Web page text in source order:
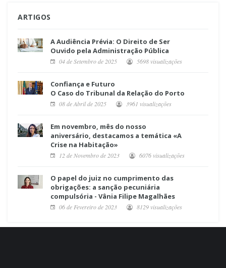
ARTIGOS
A Audiência Prévia: O Direito de Ser
Ouvido pela Administração Pública
04 de Setembro de 2025 5698 visualizações
Confiança e Futuro
O Caso do Tribunal da Relação do Porto
08 de Abril de 2025 3961 visualizações
Em novembro, mês do nosso
aniversário, destacamos a temática «A
Crise na Habitação»
12 de Novembro de 2023 6076 visualizações
O papel do juiz no cumprimento das
obrigações: a sanção pecuniária
compulsória - Vânia Filipe Magalhães
06 de Fevereiro de 2023 8129 visualizações